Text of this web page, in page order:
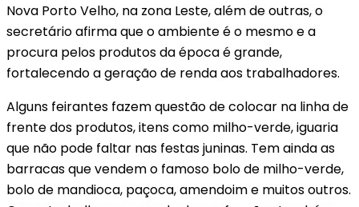
Nova Porto Velho, na zona Leste, além de outras, o
secretário afirma que o ambiente é o mesmo e a
procura pelos produtos da época é grande,
fortalecendo a geração de renda aos trabalhadores.
Alguns feirantes fazem questão de colocar na linha de
frente dos produtos, itens como milho-verde, iguaria
que não pode faltar nas festas juninas. Tem ainda as
barracas que vendem o famoso bolo de milho-verde,
bolo de mandioca, paçoca, amendoim e muitos outros.